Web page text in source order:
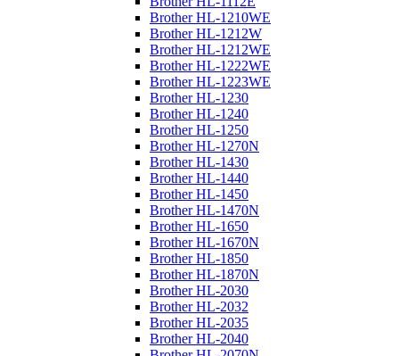
Brother HL-1210WE
Brother HL-1212W
Brother HL-1212WE
Brother HL-1222WE
Brother HL-1223WE
Brother HL-1230
Brother HL-1240
Brother HL-1250
Brother HL-1270N
Brother HL-1430
Brother HL-1440
Brother HL-1450
Brother HL-1470N
Brother HL-1650
Brother HL-1670N
Brother HL-1850
Brother HL-1870N
Brother HL-2030
Brother HL-2032
Brother HL-2035
Brother HL-2040